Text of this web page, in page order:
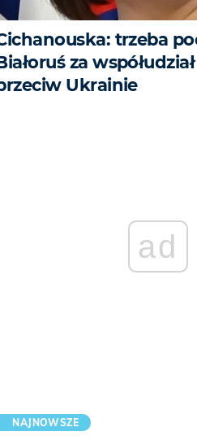
trzeba
za
Ukrainie
ad
NAJNOWSZE